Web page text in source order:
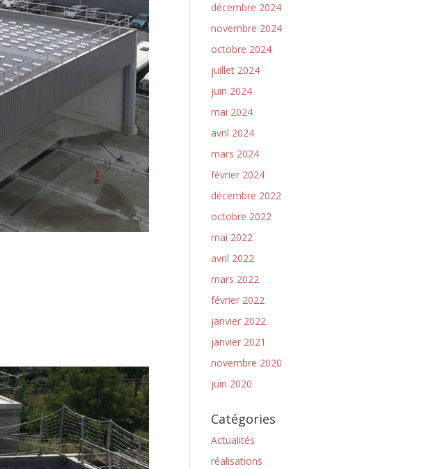
décembre 2024
novembre 2024
octobre 2024
juillet 2024
juin 2024
mai 2024
avril 2024
mars 2024
février 2024
décembre 2022
octobre 2022
mai 2022
avril 2022
mars 2022
février 2022
janvier 2022
janvier 2021
novembre 2020
juin 2020
Catégories
Actualités
réalisations